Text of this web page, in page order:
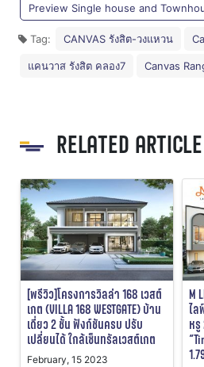
Preview Single house and
Tag: CANVAS รังสิต-วงแหวน
แคนวาส รังสิต คลอง7 Canvas
RELATED ARTICLE
[พรีวิว]โครงการวิลล่า 168 เวสต์
เกต (VILLA 168 WESTGATE) บ้าน
เดี่ยว 2 ชั้น ฟังก์ชันครบ ปรับ
เปลี่ยนได้ ใกล้เซ็นทรัลเวสต์เกต
February, 15 2023
M
ไล
ห